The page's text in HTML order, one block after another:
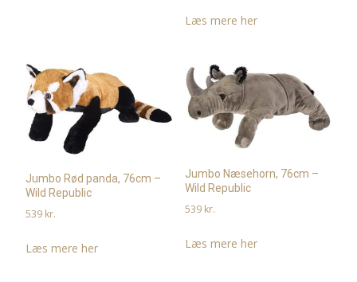
Læs mere her
Jumbo Rød panda, 76cm –
Wild Republic
539 kr.
Læs mere her
Jumbo Næsehorn, 76cm –
Wild Republic
539 kr.
Læs mere her